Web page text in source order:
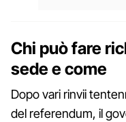
Chi può fare
sede e come
Dopo vari rinvii
del referendum, il